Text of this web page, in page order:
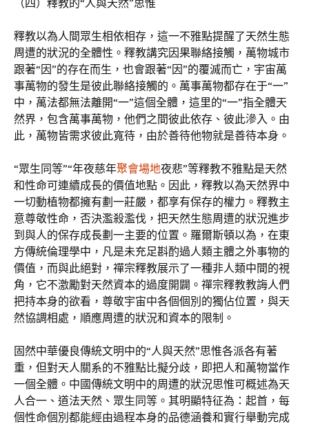
（四）釋教的“人與天然”思惟
釋教以為人間眾生相依相存，這一不雅點提醒了天然生態
周遭的狀況的全體性。釋教講究因果聯絡接觸，萬物城市
跟著“因”的存在而生，也會跟著“因”的覆滅而亡，宇宙萬
事萬物的發生是彼此聯絡接觸的。萬事萬物都存在于“一”
中，萬法都無法離開“一”這個全體，這里的“一”指全體天
然界，包含萬事萬物，他們之間彼此依存、彼此滲入。由
此，萬物皆需求彼此寬待，由於善待他物就是善待本身。
“眾生同等”“年夜慈年聚會場地夜悲”等釋教不雅點是天然
和性命可連續成長的價值地點。因此，釋教以為天然界中
一切動植物都擁有劃一莊嚴，都享有保存的權力。釋教主
意尊敬性命，否決濫殺濫伐，把天然生態周遭的狀況進步
到與人的保存成長劃一主要的位置。羅爾斯頓以為，在東
方傳統倫理學中，凡是未充足斟酌過人類主體之外事物的
價值，而與此絕對，禪宗釋教展示了一種非人類中間的視
角，它不激勵對天然資本的過度開闢。禪宗釋教教誨人們
把持本身的欲看，尊敬宇宙中各個個別的獨佔位置，與天
然協調相處，順應周遭的狀況和資本的限制。
固然中華優良傳統文明中的“人與天然”思惟各派各有著
重，但對天人關系的不雅點比擬分歧，即把人和萬物當作
一個全體。中國傳統文明中的周遭的狀況思惟可概述為天
人合一、道法天然、眾生同等。其明顯特征為：起首，每
個性命個別都能經由過程本身的品德涵養和實行舉動完成